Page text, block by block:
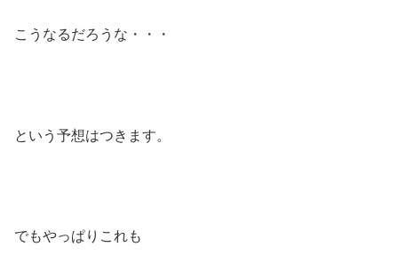
こうなるだろうな・・・
という予想はつきます。
でもやっぱりこれも